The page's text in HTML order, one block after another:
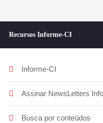
view/847
Recursos Informe-CI
Informe-CI
Assinar NewsLetters
Busca por conteúdos